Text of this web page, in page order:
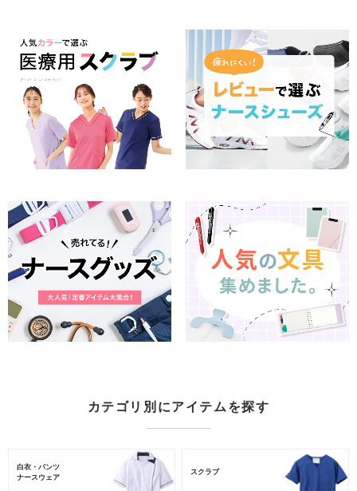
カテゴリ別にアイテムを探す
白衣・パンツ
ナースウェア
スクラブ